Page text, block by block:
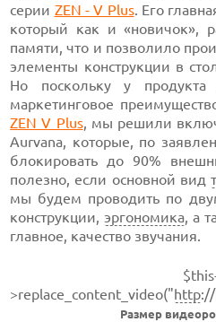
серии ZEN - V Plus. Его
который как и «новичок»,
памяти, что и позволило
элементы конструкции в
Но поскольку у
маркетинговое
ZEN V Plus, мы решили
Aurvana, которые, по
блокировать до 90%
полезно, если основной вид
мы будем проводить по
конструкции, эргономика, а
главное, качество звучания.
>replace_content_video("http
Размер